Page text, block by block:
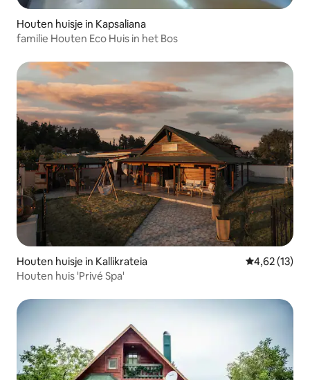
Houten huisje in Kapsaliana
familie Houten Eco Huis in het Bos
Houten huisje in Kallikrateia Gemiddelde
4,62 (13)
Houten huis 'Privé Spa'